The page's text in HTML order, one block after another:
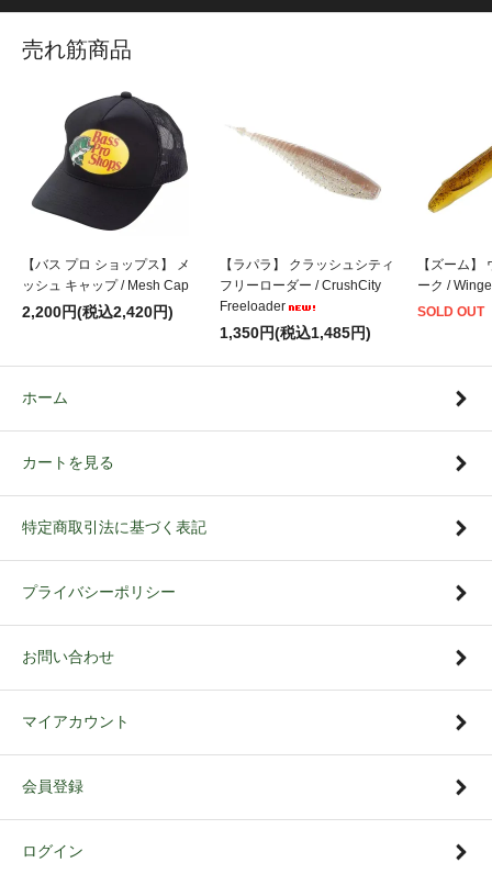
売れ筋商品
【バス プロ ショップス】 メ
ッシュ キャップ / Mesh Cap
2,200円(税込2,420円)
【ラパラ】 クラッシュシティ
フリーローダー / CrushCity
Freeloader
1,350円(税込1,485円)
【ズーム】
ーク /
SOLD OUT
ホーム
カートを見る
特定商取引法に基づく表記
プライバシーポリシー
お問い合わせ
マイアカウント
会員登録
ログイン